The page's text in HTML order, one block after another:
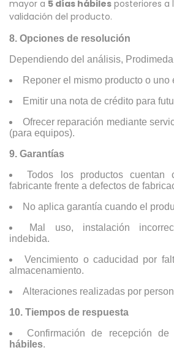
mayor a 5 días hábiles posteriores a
validación del producto.
8. Opciones de resolución
Dependiendo del análisis,
Reponer el mismo producto o uno
Emitir una nota de crédito para
Ofrecer reparación mediante
(para equipos).
9. Garantías
Todos los productos cuentan
fabricante frente a defectos de
No aplica garantía cuando el
Mal uso, instalación
indebida.
Vencimiento o caducidad por
almacenamiento.
Alteraciones realizadas por
10. Tiempos de respuesta
Confirmación de recepción
hábiles.